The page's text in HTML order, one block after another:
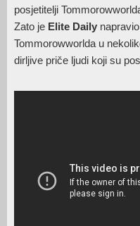
posjetitelji
Zato je Elite Daily
Tommorowworlda u
dirljive priče ljudi koji su